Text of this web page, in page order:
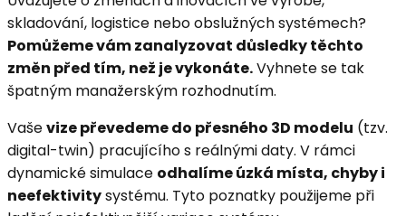
skladování, logistice nebo obslužných systémech?
Pomůžeme vám zanalyzovat důsledky těchto
změn před tím, než je vykonáte.Vyhnete se tak
špatným manažerským rozhodnutím.
Vaševize převedeme do přesného 3D modelu (tzv.
digital-twin) pracujícího s reálnými daty. V rámci
dynamické simulace odhalíme úzká místa, chyby i
neefektivitysystému. Tyto poznatky použijeme při